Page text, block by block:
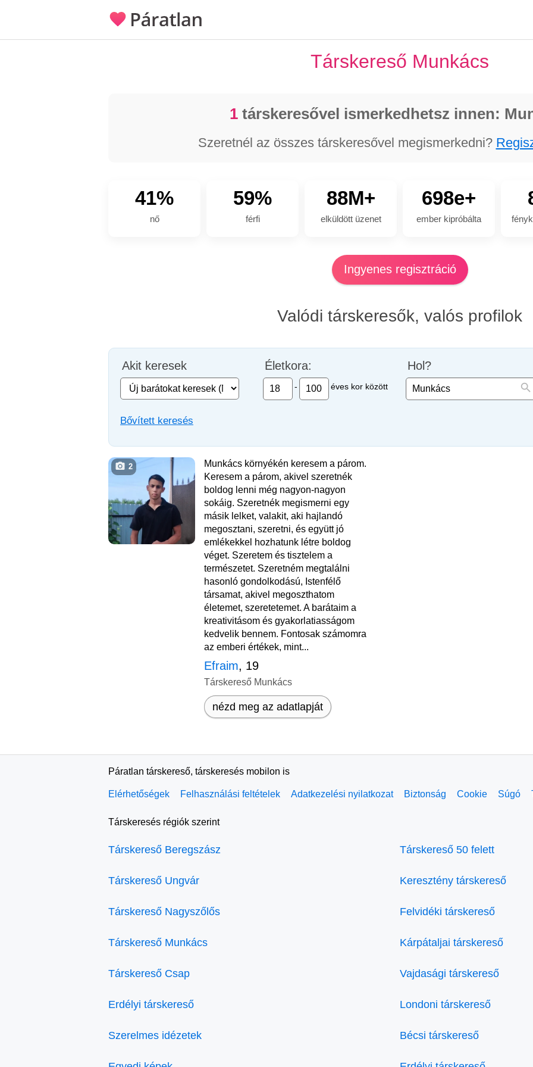
Társkereső Munkács
1 társkeresővel ismerkedhetsz innen:
Szeretnél az összes társkeresővel megismerkedni?
41%
nő
59%
férfi
88M+
elküldött üzenet
698e+
ember kipróbálta
Ingyenes regisztráció
Valódi társkeresők, valós profilok
Akit keresek Életkora:
- éves kor között
Hol?
Bővített keresés
2
Munkács környékén keresem a párom.
Keresem a párom, akivel szeretnék
boldog lenni még nagyon-nagyon
sokáig. Szeretnék megismerni egy
másik lelket, valakit, aki hajlandó
megosztani, szeretni, és együtt jó
emlékekkel hozhatunk létre boldog
véget. Szeretem és tisztelem a
természetet. Szeretném megtalálni
hasonló gondolkodású, Istenfélő
társamat, akivel megoszthatom
életemet, szeretetemet. A barátaim a
kreativitásom és gyakorlatiasságom
kedvelik bennem. Fontosak számomra
az emberi értékek, mint...
Efraim, 19
Társkereső Munkács
nézd meg az adatlapját
Páratlan társkereső, társkeresés mobilon is
Elérhetőségek Felhasználási feltételek Adatkezelési nyilatkozat Biztonság Cookie Súgó
Társkeresés régiók szerint
Társkereső Beregszász
Társkereső Ungvár
Társkereső Nagyszőlős
Társkereső Munkács
Társkereső Csap
Erdélyi társkereső
Szerelmes idézetek
Társkereső 50 felett
Keresztény társkereső
Felvidéki társkereső
Kárpátaljai társkereső
Vajdasági társkereső
Londoni társkereső
Bécsi társkereső